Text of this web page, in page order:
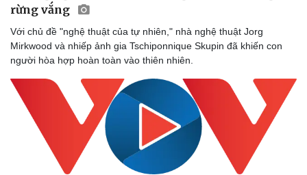
rừng vắng
Với chủ đề "nghệ thuật của tự nhiên," nhà nghệ thuật Jorg
Mirkwood và nhiếp ảnh gia Tschiponnique Skupin đã khiến con
người hòa hợp hoàn toàn vào thiên nhiên.